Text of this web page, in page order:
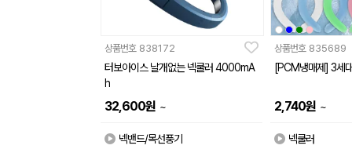
상품번호 838172
터보아이스 날개없는 넥쿨러 4000mA
h
32,600원 ~
넥밴드/목선풍기
상품번호 835689
[PCM냉매제] 3세
2,740원 ~
넥쿨러